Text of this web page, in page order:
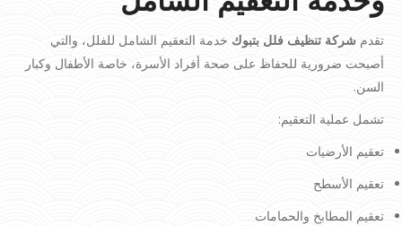
تقدم شركة تنظيف فلل بتبوك خدمة التعقيم الشامل للفلل، والتي
أصبحت ضرورية للحفاظ على صحة أفراد الأسرة، خاصة الأطفال وكبار
السن.
تشمل عملية التعقيم:
تعقيم الأرضيات
تعقيم الأسطح
تعقيم المطابخ والحمامات